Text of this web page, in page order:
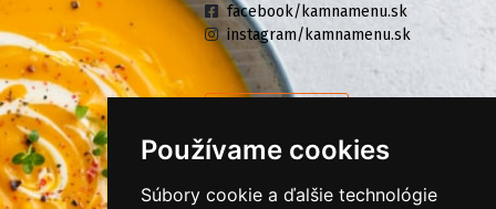
Používame cookies
Súbory cookie a ďalšie technológie
facebook/kamnamenu.sk
instagram/kamnamenu.sk
PRIHLÁSIŤ SA DO ZÁKAZNÍCKEJ ZÓNY